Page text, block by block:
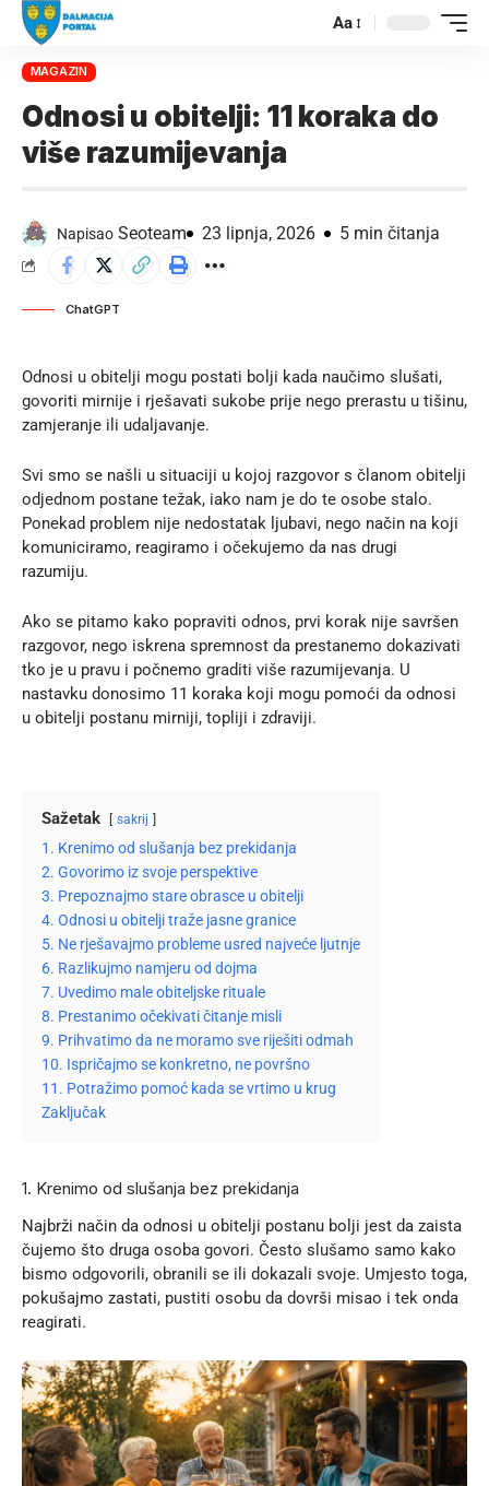
Aa
MAGAZIN
Odnosi u obitelji: 11 koraka do
više razumijevanja
Napisao Seoteam 23 lipnja, 2026 5 min čitanja
ChatGPT
Odnosi u obitelji mogu postati bolji kada naučimo slušati,
govoriti mirnije i rješavati sukobe prije nego prerastu u tišinu,
zamjeranje ili udaljavanje.
Svi smo se našli u situaciji u kojoj razgovor s članom obitelji
odjednom postane težak, iako nam je do te osobe stalo.
Ponekad problem nije nedostatak ljubavi, nego način na koji
komuniciramo, reagiramo i očekujemo da nas drugi
razumiju.
Ako se pitamo kako popraviti odnos, prvi korak nije savršen
razgovor, nego iskrena spremnost da prestanemo dokazivati
tko je u pravu i počnemo graditi više razumijevanja. U
nastavku donosimo 11 koraka koji mogu pomoći da odnosi
u obitelji postanu mirniji, topliji i zdraviji.
Sažetak sakrij
1. Krenimo od slušanja bez prekidanja
2. Govorimo iz svoje perspektive
3. Prepoznajmo stare obrasce u obitelji
4. Odnosi u obitelji traže jasne granice
5. Ne rješavajmo probleme usred najveće ljutnje
6. Razlikujmo namjeru od dojma
7. Uvedimo male obiteljske rituale
8. Prestanimo očekivati čitanje misli
9. Prihvatimo da ne moramo sve riješiti odmah
10. Ispričajmo se konkretno, ne površno
11. Potražimo pomoć kada se vrtimo u krug
Zaključak
1. Krenimo od slušanja bez prekidanja
Najbrži način da odnosi u obitelji postanu bolji jest da zaista
čujemo što druga osoba govori. Često slušamo samo kako
bismo odgovorili, obranili se ili dokazali svoje. Umjesto toga,
pokušajmo zastati, pustiti osobu da dovrši misao i tek onda
reagirati.